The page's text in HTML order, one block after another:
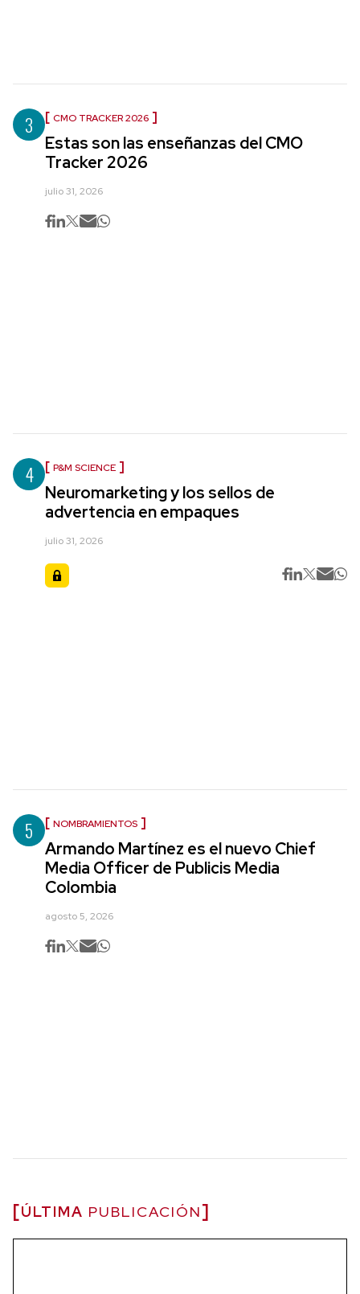
3 CMO TRACKER 2026
Estas son las enseñanzas del CMO
Tracker 2026
julio 31, 2026
4 P&M SCIENCE
Neuromarketing y los sellos de
advertencia en empaques
julio 31, 2026
5 NOMBRAMIENTOS
Armando Martínez es el nuevo Chief
Media Officer de Publicis Media
Colombia
agosto 5, 2026
ÚLTIMA PUBLICACIÓN